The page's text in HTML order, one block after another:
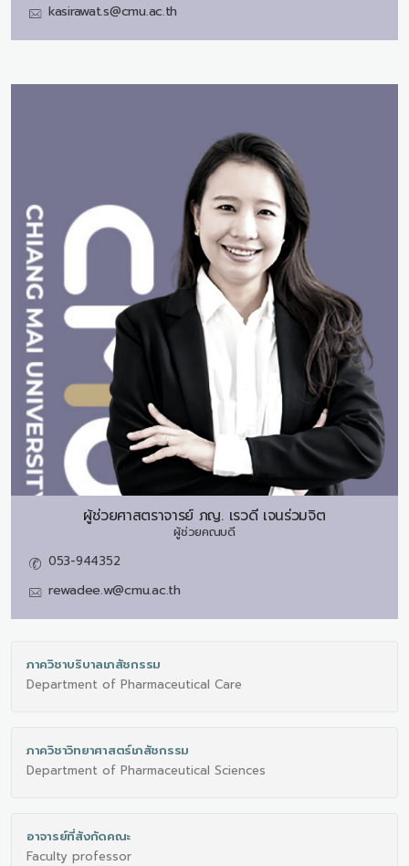
kasirawat.s@cmu.ac.th
ผู้ช่วยศาสตราจารย์ ภญ. เรวดี เจนร่วมจิต
ผู้ช่วยคณบดี
053-944352
rewadee.w@cmu.ac.th
ภาควิชาบริบาลเภสัชกรรม
Department of Pharmaceutical Care
ภาควิชาวิทยาศาสตร์เภสัชกรรม
Department of Pharmaceutical Sciences
อาจารย์ที่สังกัดคณะ
Faculty professor